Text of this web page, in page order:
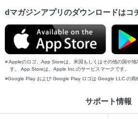
dマガジンアプリのダウンロードはコ
Appleのロゴ、App Storeは、米国もしくはその他の国や
す。 App Storeは、Apple Inc.のサービスマークです。
Google Play および Google Play ロゴは Google LLC の商
サポート情報